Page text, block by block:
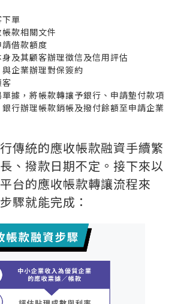
下單
款相關文件
借款額度
及其顧客辦理徵信及信用評估
企業辦理對保簽約
客
單據，將帳款轉讓予銀行、申請墊付款項
銀行辦理帳款銷帳及撥付餘額至申請企業
傳統的應收帳款融資手續繁
、撥款日期不定。接下來以
台的應收帳款轉讓流程來
驟就能完成：